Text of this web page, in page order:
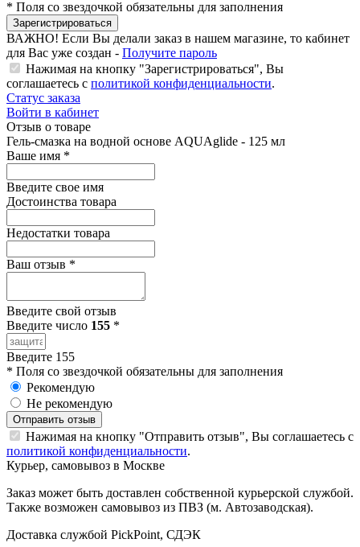
* Поля со звездочкой обязательны для заполнения
Зарегистрироваться
ВАЖНО! Если Вы делали заказ в нашем магазине, то кабинет
для Вас уже создан - Получите пароль
Нажимая на кнопку "Зарегистрироваться", Вы
соглашаетесь с политикой конфиденциальности.
Статус заказа
Войти в кабинет
Отзыв о товаре
Гель-смазка на водной основе AQUAglide - 125 мл
Ваше имя *
Введите свое имя
Достоинства товара
Недостатки товара
Ваш отзыв *
Введите свой отзыв
Введите число 155 *
Введите 155
* Поля со звездочкой обязательны для заполнения
Рекомендую
Не рекомендую
Отправить отзыв
Нажимая на кнопку "Отправить отзыв", Вы соглашаетесь с
политикой конфиденциальности.
Курьер, самовывоз в Москве
Заказ может быть доставлен собственной курьерской службой.
Также возможен самовывоз из ПВЗ (м. Автозаводская).
Доставка службой PickPoint, СДЭК